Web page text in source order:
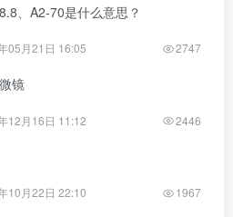
、A2-70是什么意思？
05月21日 16:05 2747
镜
12月16日 11:12 2446
10月22日 22:10 1967